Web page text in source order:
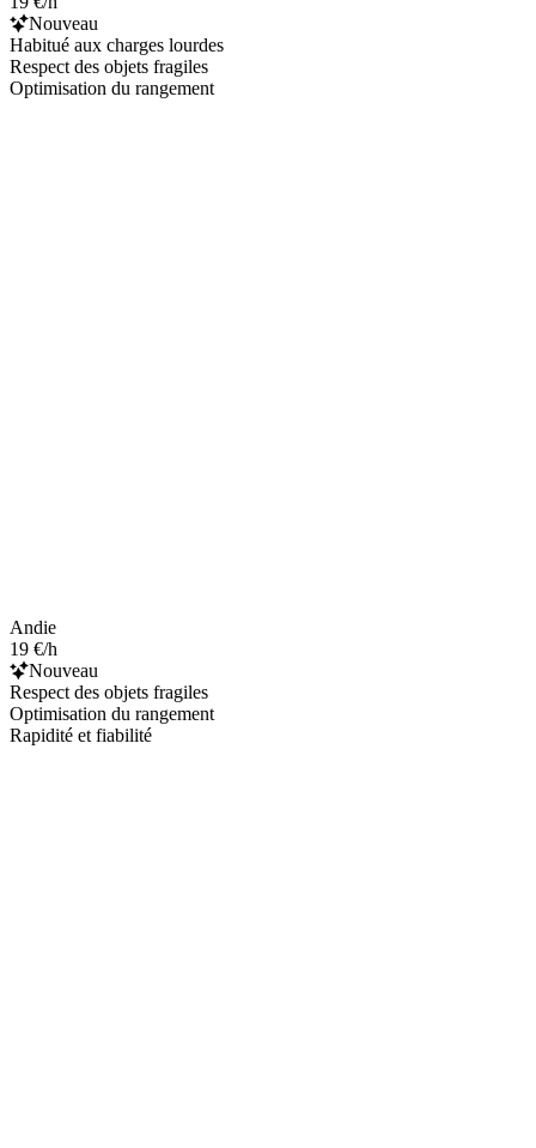
Nouveau
Habitué aux charges lourdes
Respect des objets fragiles
Optimisation du rangement
Andie
19 €/h
Nouveau
Respect des objets fragiles
Optimisation du rangement
Rapidité et fiabilité